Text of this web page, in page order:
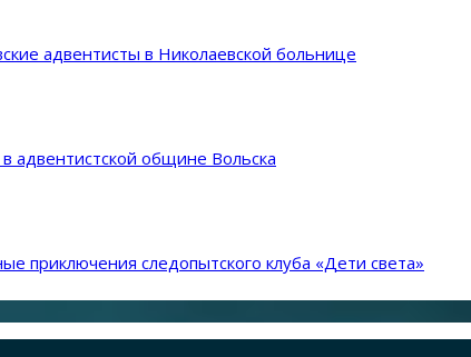
адвентисты в Николаевской больнице
адвентистской общине Вольска
приключения следопытского клуба «Дети света»